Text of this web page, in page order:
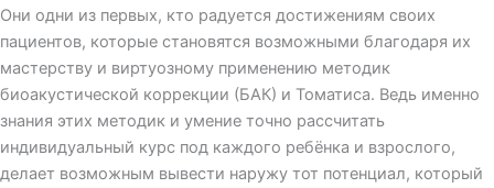
Они одни из первых, кто радуется достижениям своих
пациентов, которые становятся возможными благодаря их
мастерству и виртуозному применению методик
биоакустической коррекции (БАК) и Томатиса. Ведь именно
знания этих методик и умение точно рассчитать
индивидуальный курс под каждого ребёнка и взрослого,
делает возможным вывести наружу тот потенциал, который